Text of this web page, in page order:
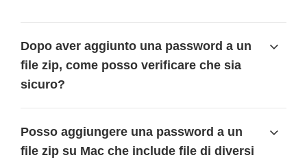
Dopo aver aggiunto una password a un
file zip, come posso verificare che sia
sicuro?
Posso aggiungere una password a un
file zip su Mac che include file di diversi